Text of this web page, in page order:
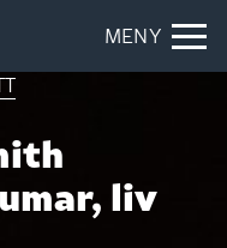
MENY
liv